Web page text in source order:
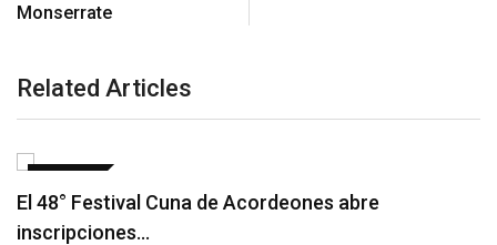
Monserrate
Related Articles
Barranquilla realizará el concierto ‘Capital
Patria…